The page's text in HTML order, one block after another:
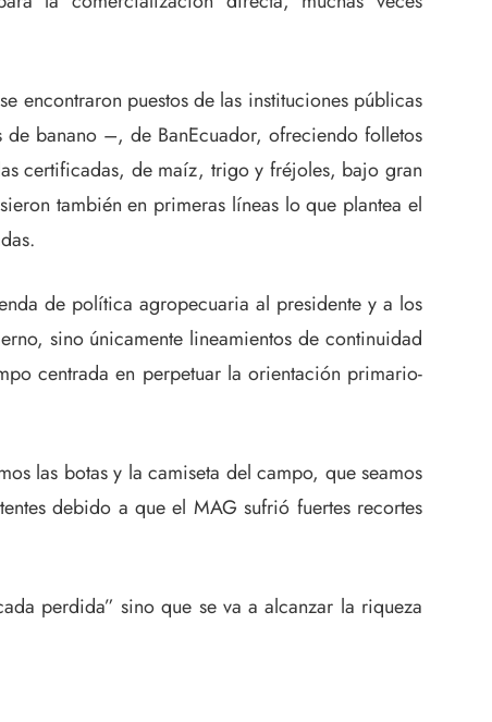
encontraron puestos de las instituciones públicas
banano –, de BanEcuador, ofreciendo folletos
certificadas, de maíz, trigo y fréjoles, bajo gran
también en primeras líneas lo que plantea el
de política agropecuaria al presidente y a los
sino únicamente lineamientos de continuidad
centrada en perpetuar la orientación primario-
las botas y la camiseta del campo, que seamos
debido a que el MAG sufrió fuertes recortes
perdida” sino que se va a alcanzar la riqueza